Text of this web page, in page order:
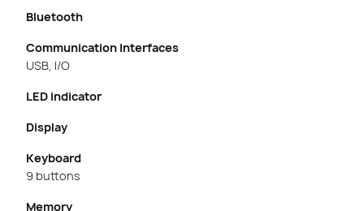
Bluetooth
Communication Interfaces
USB, I/O
LED indicator
Display
Keyboard
9 buttons
Memory